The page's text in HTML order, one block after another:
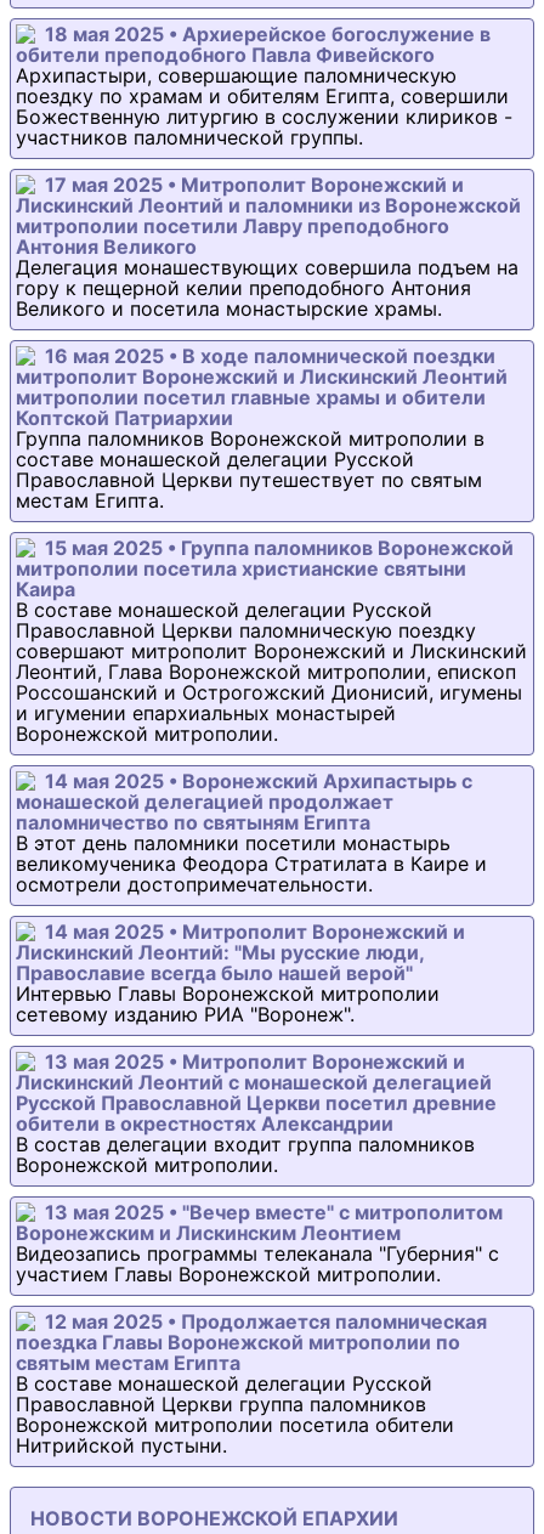
18 мая 2025 • Архиерейское богослужение в
обители преподобного Павла Фивейского
Архипастыри, совершающие паломническую
поездку по храмам и обителям Египта, совершили
Божественную литургию в сослужении клириков -
участников паломнической группы.
17 мая 2025 • Митрополит Воронежский и
Лискинский Леонтий и паломники из Воронежской
митрополии посетили Лавру преподобного
Антония Великого
Делегация монашествующих совершила подъем на
гору к пещерной келии преподобного Антония
Великого и посетила монастырские храмы.
16 мая 2025 • В ходе паломнической поездки
митрополит Воронежский и Лискинский Леонтий
митрополии посетил главные храмы и обители
Коптской Патриархии
Группа паломников Воронежской митрополии в
составе монашеской делегации Русской
Православной Церкви путешествует по святым
местам Египта.
15 мая 2025 • Группа паломников Воронежской
митрополии посетила христианские святыни
Каира
В составе монашеской делегации Русской
Православной Церкви паломническую поездку
совершают митрополит Воронежский и Лискинский
Леонтий, Глава Воронежской митрополии, епископ
Россошанский и Острогожский Дионисий, игумены
и игумении епархиальных монастырей
Воронежской митрополии.
14 мая 2025 • Воронежский Архипастырь с
монашеской делегацией продолжает
паломничество по святыням Египта
В этот день паломники посетили монастырь
великомученика Феодора Стратилата в Каире и
осмотрели достопримечательности.
14 мая 2025 • Митрополит Воронежский и
Лискинский Леонтий: "Мы русские люди,
Православие всегда было нашей верой"
Интервью Главы Воронежской митрополии
сетевому изданию РИА "Воронеж".
13 мая 2025 • Митрополит Воронежский и
Лискинский Леонтий с монашеской делегацией
Русской Православной Церкви посетил древние
обители в окрестностях Александрии
В состав делегации входит группа паломников
Воронежской митрополии.
13 мая 2025 • "Вечер вместе" с митрополитом
Воронежским и Лискинским Леонтием
Видеозапись программы телеканала "Губерния" с
участием Главы Воронежской митрополии.
12 мая 2025 • Продолжается паломническая
поездка Главы Воронежской митрополии по
святым местам Египта
В составе монашеской делегации Русской
Православной Церкви группа паломников
Воронежской митрополии посетила обители
Нитрийской пустыни.
НОВОСТИ ВОРОНЕЖСКОЙ ЕПАРХИИ